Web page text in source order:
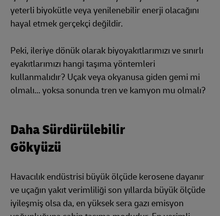
yeterli biyokütle veya yenilenebilir enerji olacağını
hayal etmek gerçekçi değildir.
Peki, ileriye dönük olarak biyoyakıtlarımızı ve sınırlı
eyakıtlarımızı hangi taşıma yöntemleri
kullanmalıdır? Uçak veya okyanusa giden gemi mi
olmalı... yoksa sonunda tren ve kamyon mu olmalı?
Daha Sürdürülebilir
Gökyüzü
Havacılık endüstrisi büyük ölçüde kerosene dayanır
ve uçağın yakıt verimliliği son yıllarda büyük ölçüde
iyileşmiş olsa da, en yüksek sera gazı emisyon